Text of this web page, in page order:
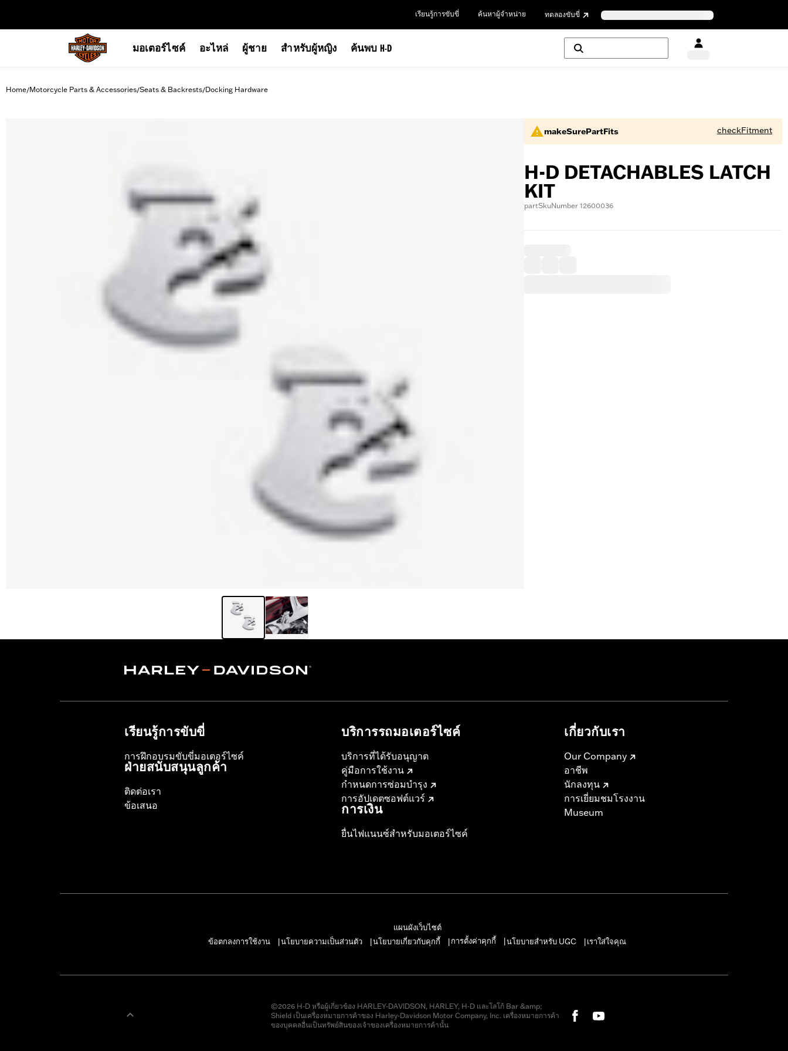
เรียนรู้การขับขี่ ค้นหาผู้จำหน่าย ทดลองขับขี่
มอเตอร์ไซค์ อะไหล่ ผู้ชาย สำหรับผู้หญิง ค้นพบ H-D
Home/Motorcycle Parts & Accessories/Seats & Backrests/Docking Hardware
makeSurePartFits checkFitment
H-D DETACHABLES LATCH
KIT
partSkuNumber 12600036
เรียนรู้การขับขี่
การฝึกอบรมขับขี่มอเตอร์ไซค์
ฝ่ายสนับสนุนลูกค้า
ติดต่อเรา
ข้อเสนอ
บริการรถมอเตอร์ไซค์​
บริการที่ได้รับอนุญาต
คู่มือการใช้งาน
กำหนดการซ่อมบำรุง
การอัปเดตซอฟต์แวร์
การเงิน
ยื่นไฟแนนซ์สำหรับมอเตอร์ไซค์
เกี่ยวกับเรา
Our Company
อาชีพ
นักลงทุน
การเยี่ยมชมโรงงาน
Museum
แผนผังเว็บไซต์
ข้อตกลงการใช้งาน
นโยบายความเป็นส่วนตัว นโยบายเกี่ยวกับคุกกี้ การตั้งค่าคุกกี้ นโยบายสำหรับ UGC เราใส่ใจคุณ
©2026 H-D หรือผู้เกี่ยวข้อง HARLEY-DAVIDSON, HARLEY, H-D และโลโก้ Bar &amp;
Shield เป็นเครื่องหมายการค้าของ Harley-Davidson Motor Company, Inc. เครื่องหมายการค้า
ของบุคคลอื่นเป็นทรัพย์สินของเจ้าของเครื่องหมายการค้านั้น